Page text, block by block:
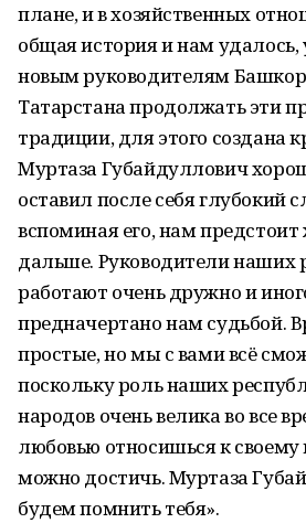
плане, и в хозяйственных
общая история и нам удалось,
новым руководителям
Татарстана продолжать эти
традиции, для этого создана
Муртаза Губайдуллович
оставил после себя глубокий
вспоминая его, нам предстоит
дальше. Руководители наших
работают очень дружно и
предначертано нам судьбой.
простые, но мы с вами всё
поскольку роль наших
народов очень велика во все
любовью относишься к своему
можно достичь. Муртаза
будем помнить тебя».